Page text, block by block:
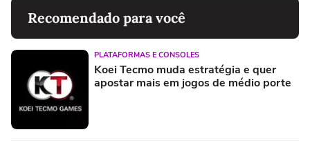
Recomendado para você
PLATAFORMAS E CONSOLES
Koei Tecmo muda estratégia e quer
apostar mais em jogos de médio porte